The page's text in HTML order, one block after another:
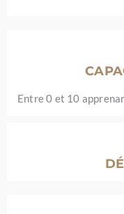
Entre 0 et 10